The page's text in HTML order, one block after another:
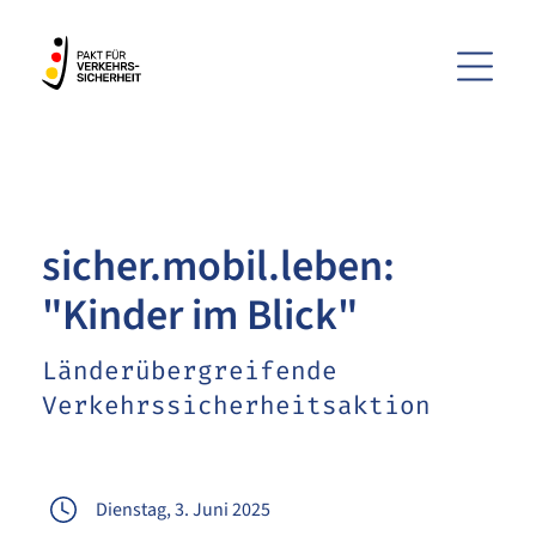
Menü
sicher.mobil.leben:
"Kinder im Blick"
Länderübergreifende
Verkehrssicherheitsaktion
Dienstag, 3. Juni 2025